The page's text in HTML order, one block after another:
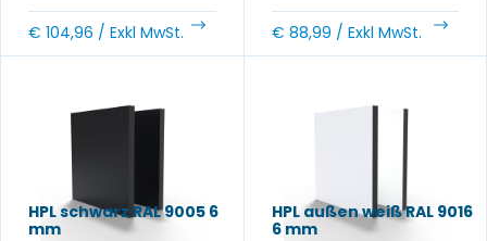
€ 104,96 / Exkl MwSt. € 88,99 / Exkl MwSt.
HPL schwarz RAL 9005 6
mm
HPL außen weiß RAL 9016
6 mm